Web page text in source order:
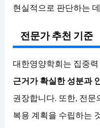
현실적으로 판단하는
전문가 추천 기준
대한영양학회는 집중
근거가 확실한 성분과
권장합니다. 또한, 전문
복용 계획을 수립하는